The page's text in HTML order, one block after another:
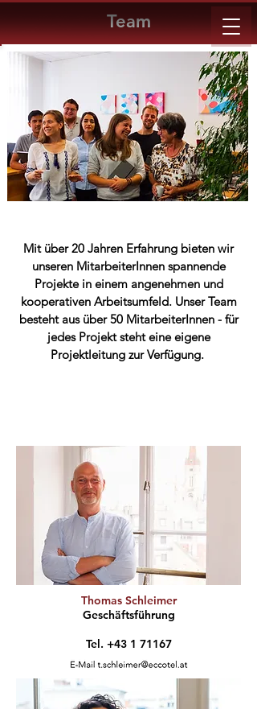
Team
Mit über 20 Jahren Erfahrung bieten wir
unseren MitarbeiterInnen spannende
Projekte in einem angenehmen und
kooperativen Arbeitsumfeld. Unser Team
besteht aus über 50 MitarbeiterInnen - für
jedes Projekt steht eine eigene
Projektleitung zur Verfügung.
Thomas Schleimer
Geschäftsführung
Tel. +43 1 71167